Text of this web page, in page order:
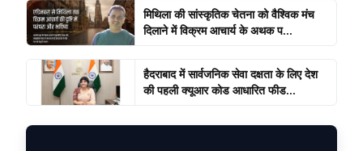
मिथिला की सांस्कृतिक चेतना को वैश्विक मंच
दिलाने में विक्रम आचार्य के अथक प...
हैदराबाद में सार्वजनिक सेवा दक्षता के लिए देश
की पहली क्यूआर कोड आधारित फीड...